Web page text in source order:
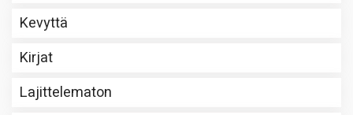
Kevyttä
Kirjat
Lajittelematon